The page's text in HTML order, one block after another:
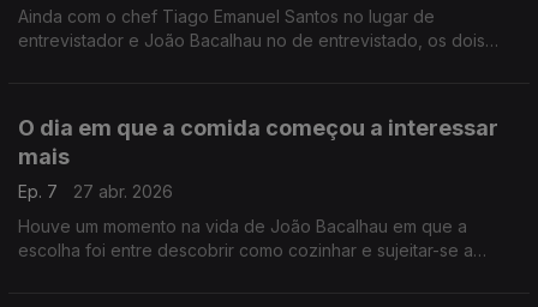
Ainda com o chef Tiago Emanuel Santos no lugar de
entrevistador e João Bacalhau no de entrevistado, os dois
O dia em que a comida começou a interessar
mais
Ep. 7
27 abr. 2026
Houve um momento na vida de João Bacalhau em que a
escolha foi entre descobrir como cozinhar e sujeitar-se a